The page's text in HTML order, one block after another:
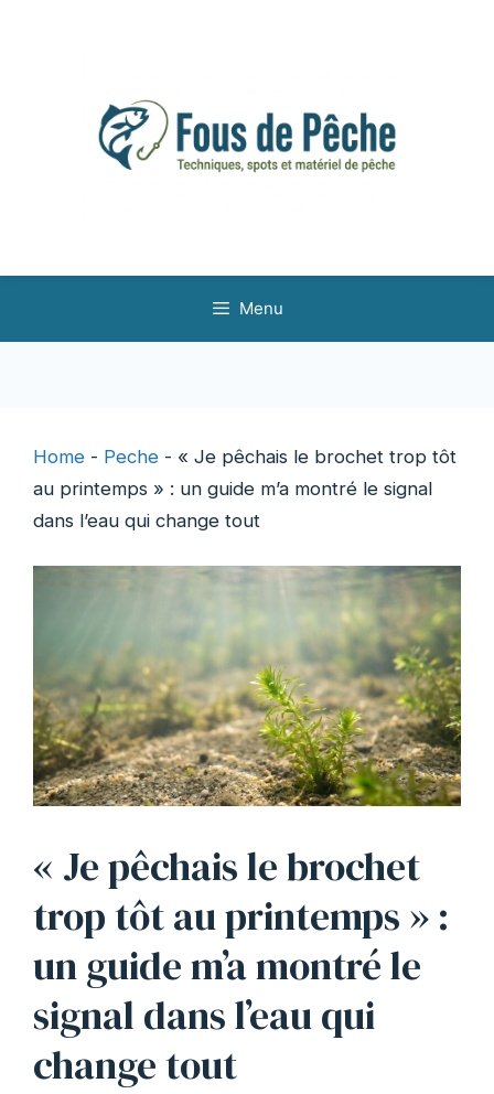
Menu
Home - Peche - « Je pêchais le brochet trop tôt
au printemps » : un guide m’a montré le signal
dans l’eau qui change tout
« Je pêchais le brochet
trop tôt au printemps » :
un guide m’a montré le
signal dans l’eau qui
change tout